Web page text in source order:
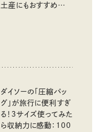
土産にもおすすめのお
ダイソーの「圧縮バッ
グ」が旅行に便利すぎ
る！3サイズ使ってみた
ら収納力に感動：100